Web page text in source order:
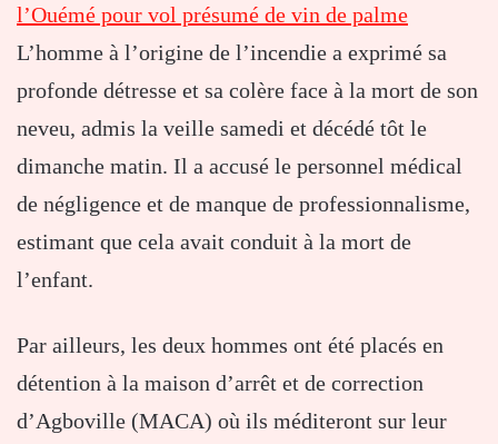
l’Ouémé pour vol présumé de vin de palme
L’homme à l’origine de l’incendie a exprimé sa
profonde détresse et sa colère face à la mort de son
neveu, admis la veille samedi et décédé tôt le
dimanche matin. Il a accusé le personnel médical
de négligence et de manque de professionnalisme,
estimant que cela avait conduit à la mort de
l’enfant.
Par ailleurs, les deux hommes ont été placés en
détention à la maison d’arrêt et de correction
d’Agboville (MACA) où ils méditeront sur leur